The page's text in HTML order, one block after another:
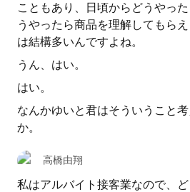
こともあり、日頃からどうやっ
うやったら商品を理解してもら
は結構多いんですよね。
うん、はい。
はい。
なんかゆいと君はそういうこと
か。
高橋由翔
私はアルバイト接客業なので、